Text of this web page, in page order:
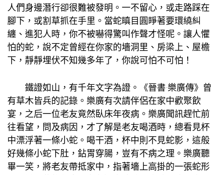
人們身邊潛行卻很難被發明。一不留心，或走路踩在
腳下，或割草抓在手里。當蛇瞋目圓睜著要環繞糾
纏、進犯人時，你不被嚇得驚叫作聲才怪呢。讓人懼
怕的蛇，說不定曾經在你家的墻洞里、房梁上、屋檐
下，靜靜埋伏不知幾多年了，你說可怕不可怕！
鐵證如山，有千年文字為證。《晉書·樂廣傳》曾
有草木皆兵的記錄。樂廣有次請伴侶在家中歡聚飲
宴，之后一位老友竟然臥床年夜病。樂廣聞訊趕忙前
往看望，問及病因，才了解是老友喝酒時，總看見杯
中漂浮著一條小蛇。喝干酒，杯中則不見蛇影，這般
好幾條小蛇下肚，鉆胃穿腸，豈有不病之理。樂廣聽
畢一笑，將老友帶抵家中，指著墻上高掛的一張蛇形